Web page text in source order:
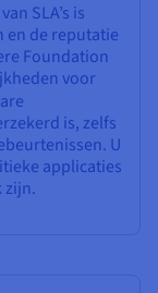
SLA’s is
en de reputatie
Foundation
voor
is, zelfs
U
applicaties
zijn.